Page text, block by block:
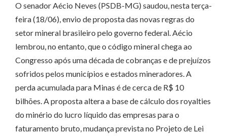
O senador Aécio Neves (PSDB-MG) saudou, nesta terça-
feira (18/06), envio de proposta das novas regras do
setor mineral brasileiro pelo governo federal. Aécio
lembrou, no entanto, que o código mineral chega ao
Congresso após uma década de cobranças e de prejuízos
sofridos pelos municípios e estados mineradores. A
perda acumulada para Minas é de cerca de R$ 10
bilhões. A proposta altera a base de cálculo dos royalties
do minério do lucro líquido das empresas para o
faturamento bruto, mudança prevista no Projeto de Lei